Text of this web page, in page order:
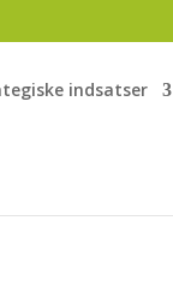
indsatser